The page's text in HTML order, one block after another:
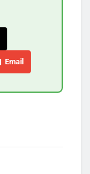
Email